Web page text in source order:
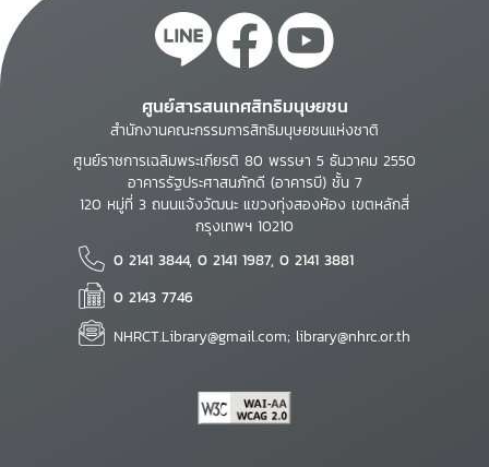
ศูนย์สารสนเทศสิทธิมนุษยชน
สำนักงานคณะกรรมการสิทธิมนุษยชนแห่งชาติ
ศูนย์ราชการเฉลิมพระเกียรติ 80 พรรษา 5 ธันวาคม 2550
อาคารรัฐประศาสนภักดี (อาคารบี) ชั้น 7
120 หมู่ที่ 3 ถนนแจ้งวัฒนะ แขวงทุ่งสองห้อง เขตหลักสี่
กรุงเทพฯ 10210
0 2141 3844, 0 2141 1987, 0 2141 3881
0 2143 7746
NHRCT.Library@gmail.com; library@nhrc.or.th